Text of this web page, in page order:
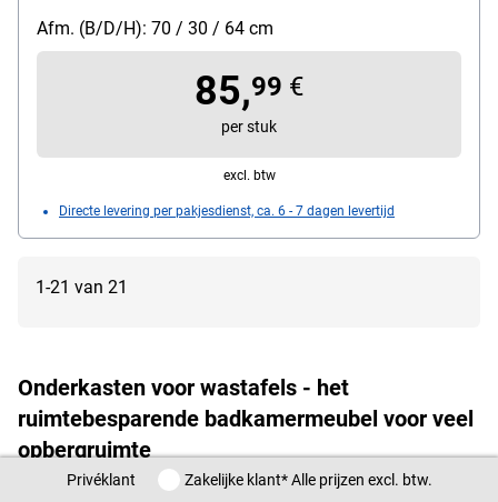
kleur van de kast: wit, bijzonderheden: 3 grote laden
aan de zijkant / 2 vakken achter de kastdeur en een
opening voor de sifon (20,0 x 15,0 cm) / Inlegplank in
3 standen verstelbaar / Kantelbeveiligingsonderdelen
geven de badkamerkast meer stabiliteit / niet geschikt
voor wastafels met wastafelkolom / maximale
(B/D/H): 70/30/64, gewicht: 20,2 kg,
leveringsomvang: kantelbeveiliging, accessoirepakket,
gedemonteerd
Afm. (B/D/H): 70 / 30 / 64 cm
85,99 €
per stuk
excl. btw
Directe levering per pakjesdienst, ca. 6 - 7 dagen levertijd
1-21 van 21
Onderkasten voor wastafels - het
ruimtebesparende badkamermeubel voor veel
opbergruimte
PrivéklantPrivéklant / Zakelijke klant
Zakelijke klant* Alle prijzen excl. btw.